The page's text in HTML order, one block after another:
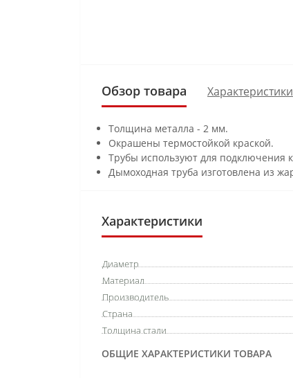
Обзор товара Характеристики
Толщина металла - 2 мм.
Окрашены термостойкой краской.
Трубы используют для подключения
Дымоходная труба изготовлена из
Характеристики
ОБЩИЕ ХАРАКТЕРИСТИКИ ТОВАРА
Диаметр
Материал
Производитель
Страна
Толщина стали